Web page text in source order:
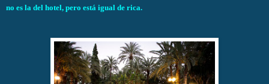
no es la del hotel, pero está igual de rica.